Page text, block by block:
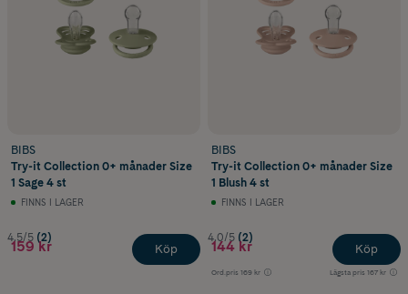
BIBS
Try-it Collection 0+ månader Size
1 Sage 4 st
FINNS I LAGER
4.5/5 (2)
159 kr Köp
BIBS
Try-it Collection 0+ månader Size
1 Blush 4 st
FINNS I LAGER
4.0/5 (2)
144 kr
Ord.pris 169 kr Lägsta pris 167 kr
Köp